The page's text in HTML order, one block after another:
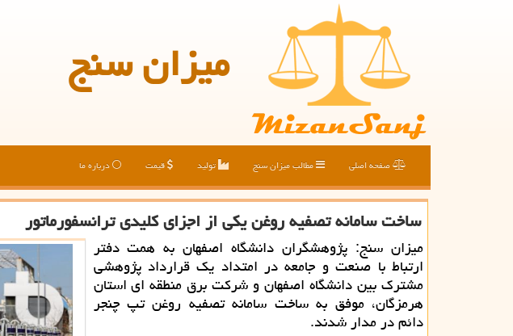
میزان سنج
صفحه اصلی مطالب میزان سنج تولید قیمت درباره ما
ساخت سامانه تصفیه روغن یكی از اجزای كلیدی ترانسفورماتور
میزان سنج: پژوهشگران دانشگاه اصفهان به همت دفتر
ارتباط با صنعت و جامعه در امتداد یك قرارداد پژوهشی
مشترك بین دانشگاه اصفهان و شركت برق منطقه ای استان
هرمزگان، موفق به ساخت سامانه تصفیه روغن تپ چنجر
دائم در مدار شدند.